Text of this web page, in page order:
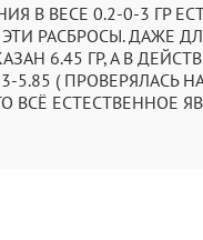
В ВЕСЕ 0.2-0-3 ГР
РАСБРОСЫ. ДАЖЕ
6.45 ГР, А В
5.85 ( ПРОВЕРЯЛАСЬ
ВСЁ ЕСТЕСТВЕННОЕ